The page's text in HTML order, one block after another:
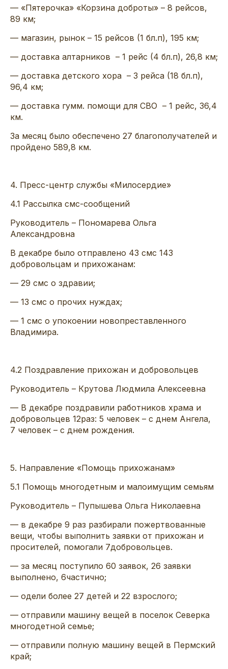
— «Пятерочка» «Корзина доброты» – 8 рейсов,
89 км;
— магазин, рынок – 15 рейсов (1 бл.п), 195 км;
— доставка алтарников – 1 рейс (4 бл.п), 26,8 км;
— доставка детского хора – 3 рейса (18 бл.п),
96,4 км;
— доставка гумм. помощи для СВО – 1 рейс, 36,4
км.
За месяц было обеспечено 27 благополучателей и
пройдено 589,8 км.
4. Пресс-центр службы «Милосердие»
4.1 Рассылка смс-сообщений
Руководитель – Пономарева Ольга
Александровна
В декабре было отправлено 43 смс 143
добровольцам и прихожанам:
— 29 смс о здравии;
— 13 смс о прочих нуждах;
— 1 смс о упокоении новопреставленного
Владимира.
4.2 Поздравление прихожан и добровольцев
Руководитель – Крутова Людмила Алексеевна
— В декабре поздравили работников храма и
добровольцев 12раз: 5 человек – с днем Ангела,
7 человек – с днем рождения.
5. Направление «Помощь прихожанам»
5.1 Помощь многодетным и малоимущим семьям
Руководитель – Пупышева Ольга Николаевна
— в декабре 9 раз разбирали пожертвованные
вещи, чтобы выполнить заявки от прихожан и
просителей, помогали 7добровольцев.
— за месяц поступило 60 заявок, 26 заявки
выполнено, 6частично;
— одели более 27 детей и 22 взрослого;
— отправили машину вещей в поселок Северка
многодетной семье;
— отправили полную машину вещей в Пермский
край;